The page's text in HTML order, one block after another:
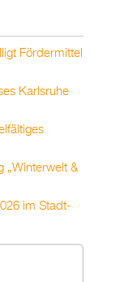
För­der­mit­tel
Karls­ru­he
„Win­ter­welt &
im Stadt­